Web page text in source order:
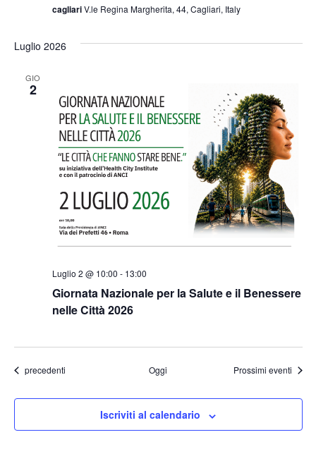
cagliariV.le Regina Margherita, 44, Cagliari, Italy
Luglio 2026
GIO
2
Giornata Nazionale per la Salute e il Benessere
nelle Città 2026
Luglio 2 @ 10:00 - 13:00
Eventi
precedenti Oggi Prossimi eventi
Iscriviti al calendario